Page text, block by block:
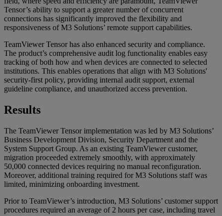
Tensor’s ability to support a greater number of concurrent
connections has significantly improved the flexibility and
responsiveness of M3 Solutions’ remote support capabilities.
TeamViewer Tensor has also enhanced security and compliance.
The product’s comprehensive audit log functionality enables easy
tracking of both how and when devices are connected to selected
institutions. This enables operations that align with M3 Solutions'
security-first policy, providing internal audit support, external
guideline compliance, and unauthorized access prevention.
Results
The TeamViewer Tensor implementation was led by M3 Solutions’
Business Development Division, Security Department and the
System Support Group. As an existing TeamViewer customer,
migration proceeded extremely smoothly, with approximately
50,000 connected devices requiring no manual reconfiguration.
Moreover, additional training required for M3 Solutions staff was
limited, minimizing onboarding investment.
Prior to TeamViewer’s introduction, M3 Solutions’ customer support
procedures required an average of 2 hours per case, including travel